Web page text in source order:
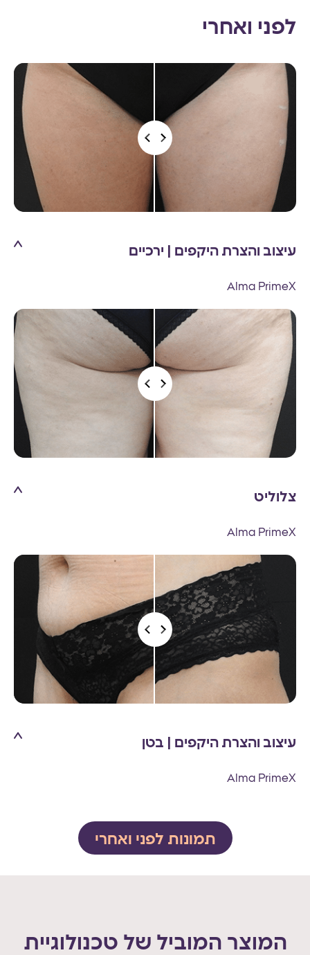
לפני ואחרי
עיצוב והצרת היקפים | ירכיים
Alma PrimeX
צלוליט
Alma PrimeX
עיצוב והצרת היקפים | בטן
Alma PrimeX
תמונות לפני ואחרי
המוצר המוביל של טכנולוגיית